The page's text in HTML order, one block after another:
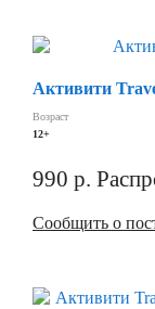
Активити
Возраст
12+
990 р.
Сообщить о